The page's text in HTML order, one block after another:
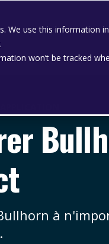
We use this information
.
won’t be tracked
à